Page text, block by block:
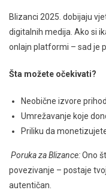
Blizanci 2025. dobijaju
digitalnih medija. Ako si
onlajn platformi – sad je
Šta možete očekivati?
Neobične izvore
Umrežavanje koje
Priliku da
Poruka za Blizance:Ono
povezivanje – postaje
autentičan.